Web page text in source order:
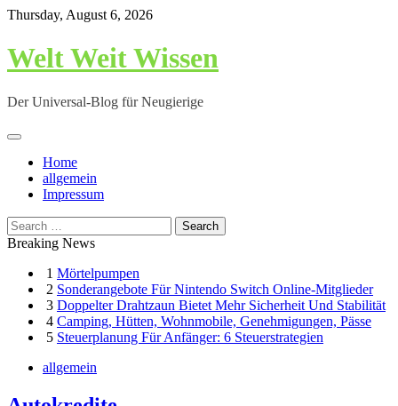
Skip
content
Thursday, August 6, 2026
Welt Weit Wissen
Der Universal-Blog für Neugierige
Home
allgemein
Impressum
Search
for:
Breaking News
1 Mörtelpumpen
2 Sonderangebote Für Nintendo Switch Online-Mitglieder
3 Doppelter Drahtzaun Bietet Mehr Sicherheit Und Stabilität
4 Camping, Hütten, Wohnmobile, Genehmigungen, Pässe
5 Steuerplanung Für Anfänger: 6 Steuerstrategien
allgemein